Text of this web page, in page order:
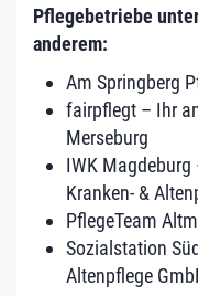
Pflegebetriebe
anderem:
Am Springberg
fairpflegt – Ihr
Merseburg
IWK
Kranken- &
PflegeTeam
Sozialstation
Altenpflege